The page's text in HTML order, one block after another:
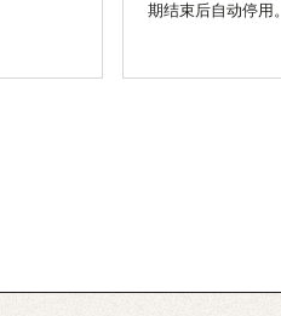
期结束后自动停用。